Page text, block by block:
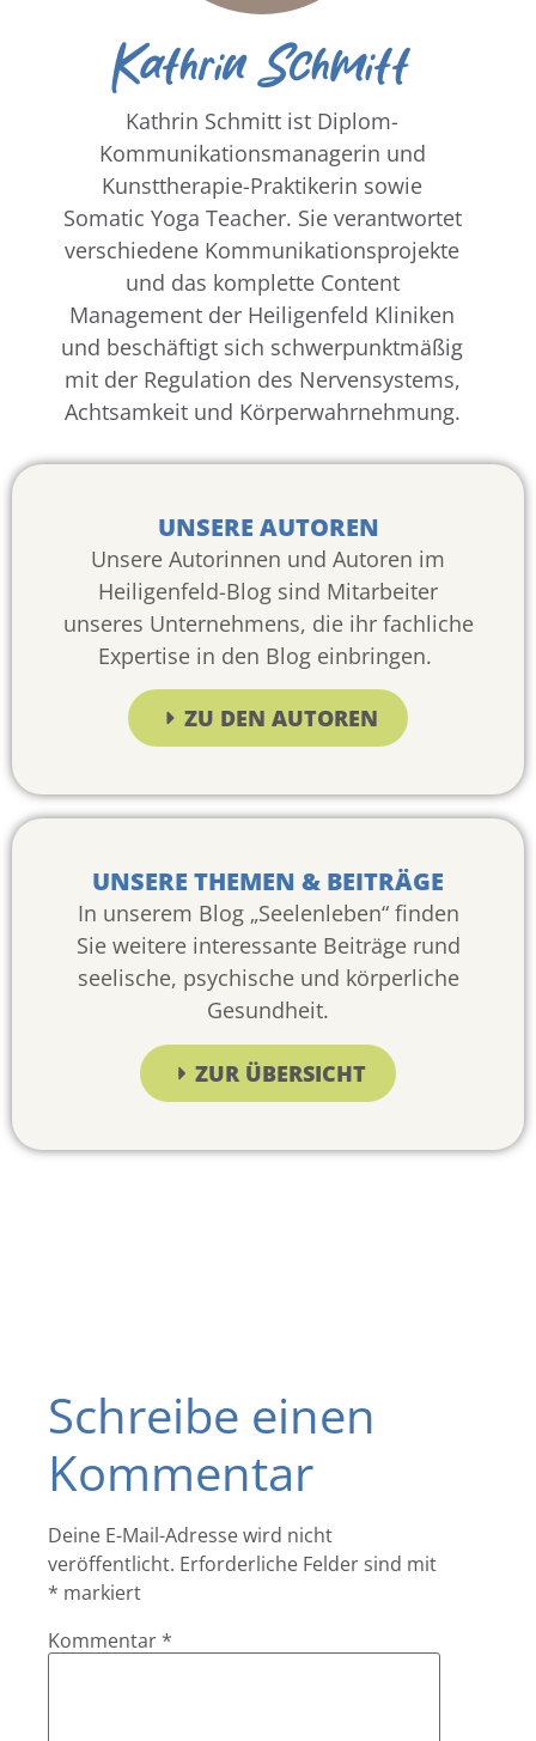
Kathrin Schmitt
Kathrin Schmitt ist Diplom-
Kommunikationsmanagerin und
Kunsttherapie-Praktikerin sowie
Somatic Yoga Teacher. Sie verantwortet
verschiedene Kommunikationsprojekte
und das komplette Content
Management der Heiligenfeld Kliniken
und beschäftigt sich schwerpunktmäßig
mit der Regulation des Nervensystems,
Achtsamkeit und Körperwahrnehmung.
UNSERE AUTOREN
Unsere Autorinnen und Autoren im
Heiligenfeld-Blog sind Mitarbeiter
unseres Unternehmens, die ihr fachliche
Expertise in den Blog einbringen.
ZU DEN AUTOREN
UNSERE THEMEN & BEITRÄGE
In unserem Blog „Seelenleben“ finden
Sie weitere interessante Beiträge rund
seelische, psychische und körperliche
Gesundheit.
ZUR ÜBERSICHT
Schreibe einen
Kommentar
Deine E-Mail-Adresse wird nicht
veröffentlicht. Erforderliche Felder sind mit
* markiert
Kommentar *